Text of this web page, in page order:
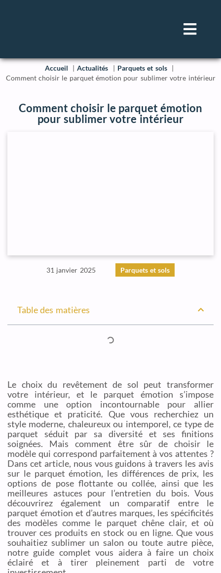
Accueil Actualités
Parquets et sols
Comment choisir le parquet émotion pour sublimer votre intérieur
Comment choisir le parquet émotion
pour sublimer votre intérieur
31 janvier 2025 Parquets et sols
Table des matières
Le choix du revêtement de sol peut transformer
votre intérieur, et le parquet émotion s’impose
comme une option incontournable pour allier
esthétique et praticité. Que vous recherchiez un
style moderne, chaleureux ou intemporel, ce type de
parquet séduit par sa diversité et ses finitions
soignées. Mais comment être sûr de choisir le
modèle qui correspond parfaitement à vos attentes ?
Dans cet article, nous vous guidons à travers les avis
sur le parquet émotion, les différences de prix, les
options de pose flottante ou collée, ainsi que les
meilleures astuces pour l’entretien du bois. Vous
découvrirez également un comparatif entre le
parquet émotion et d’autres marques, les spécificités
des modèles comme le parquet chêne clair, et où
trouver ces produits en stock ou en ligne. Que vous
souhaitiez sublimer un salon ou toute autre pièce,
notre guide complet vous aidera à faire un choix
éclairé et à tirer pleinement parti de votre